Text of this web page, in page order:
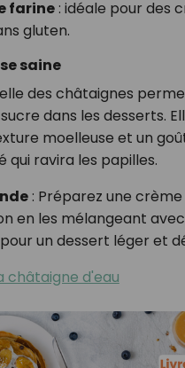
farine: idéale pour des
gluten.
saine
des châtaignes
dans les desserts.
moelleuse et un
qui ravira les papilles.
: Préparez une crème
en les mélangeant
un dessert léger et
châtaigne d'eau